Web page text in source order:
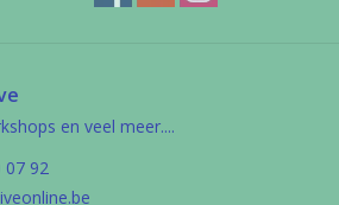
en veel meer....
07 92